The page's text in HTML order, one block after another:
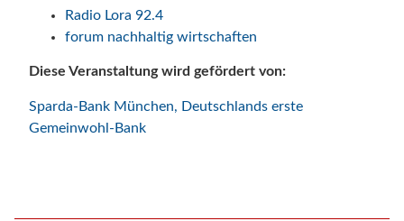
Radio Lora 92.4
forum nachhaltig wirtschaften
Diese Veranstaltung wird gefördert von:
Sparda-Bank München, Deutschlands erste
Gemeinwohl-Bank